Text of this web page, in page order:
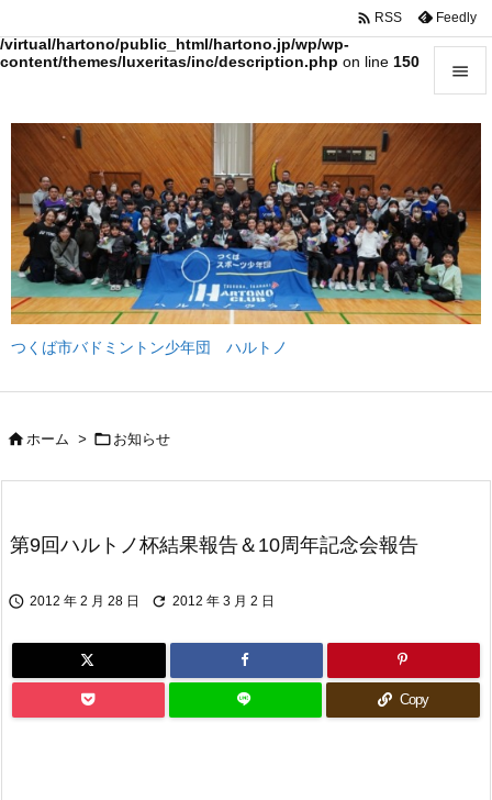
: Trying to access array offset on value of type bool in
/virtual/hartono/public_html/hartono.jp/wp/wp-
content/themes/luxeritas/inc/description.php on line 150
つくば市バドミントン少年団 ハルトノ


サイド

前へ

次へ
 RSS Feedly
ホーム >  お知らせ
第9回ハルトノ杯結果報告＆10周年記念会報告
 2012 年 2 月 28 日  2012 年 3 月 2 日
Copy